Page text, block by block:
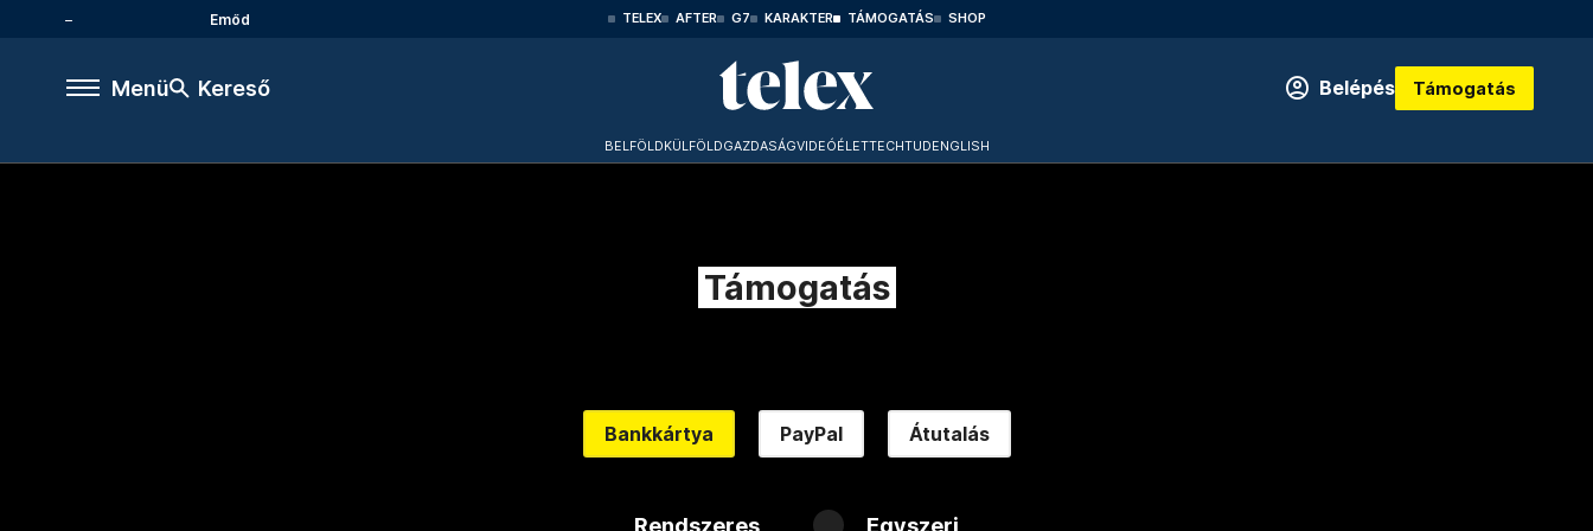
Emőd TELEX AFTER G7 KARAKTER TÁMOGATÁS SHOP
Menü Kereső Belépés Támogatás
BELFÖLDKÜLFÖLDGAZDASÁGVIDEÓÉLETTECHTUDENGLISH
Támogatás
Bankkártya PayPal Átutalás
Rendszeres Egyszeri